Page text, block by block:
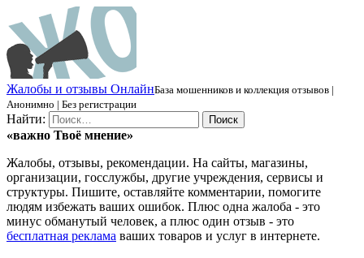
Жалобы и отзывы ОнлайнБаза мошенников и коллекция отзывов |
Анонимно | Без регистрации
Найти:
«важно Твоё мнение»
Жалобы, отзывы, рекомендации. На сайты, магазины,
организации, госслужбы, другие учреждения, сервисы и
структуры. Пишите, оставляйте комментарии, помогите
людям избежать ваших ошибок. Плюс одна жалоба - это
минус обманутый человек, а плюс один отзыв - это
бесплатная реклама ваших товаров и услуг в интернете.